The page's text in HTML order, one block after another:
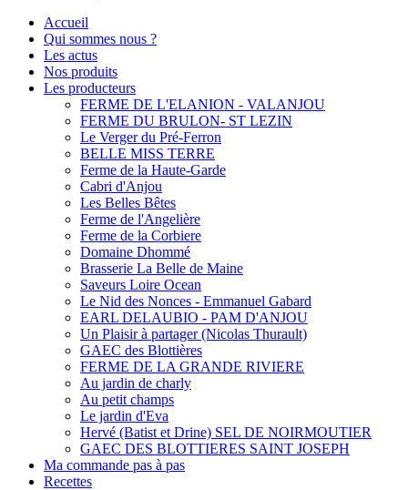
Accueil
Qui sommes nous ?
Les actus
Nos produits
Les producteurs
FERME DE L'ELANION - VALANJOU
FERME DU BRULON- ST LEZIN
Le Verger du Pré-Ferron
BELLE MISS TERRE
Ferme de la Haute-Garde
Cabri d'Anjou
Les Belles Bêtes
Ferme de l'Angelière
Ferme de la Corbiere
Domaine Dhommé
Brasserie La Belle de Maine
Saveurs Loire Ocean
Le Nid des Nonces - Emmanuel Gabard
EARL DELAUBIO - PAM D'ANJOU
Un Plaisir à partager (Nicolas Thurault)
GAEC des Blottières
FERME DE LA GRANDE RIVIERE
Au jardin de charly
Au petit champs
Le jardin d'Eva
Hervé (Batist et Drine) SEL DE NOIRMOUTIER
GAEC DES BLOTTIERES SAINT JOSEPH
Ma commande pas à pas
Recettes